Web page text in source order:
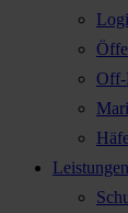
Off-
Leistungen